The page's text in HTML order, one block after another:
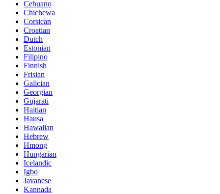
Cebuano
Chichewa
Corsican
Croatian
Dutch
Estonian
Filipino
Finnish
Frisian
Galician
Georgian
Gujarati
Haitian
Hausa
Hawaiian
Hebrew
Hmong
Hungarian
Icelandic
Igbo
Javanese
Kannada